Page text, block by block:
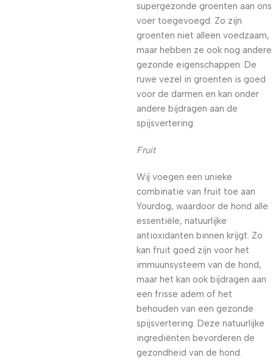
supergezonde groenten aan ons
voer toegevoegd. Zo zijn
groenten niet alleen voedzaam,
maar hebben ze ook nog andere
gezonde eigenschappen. De
ruwe vezel in groenten is goed
voor de darmen en kan onder
andere bijdragen aan de
spijsvertering.
Fruit
Wij voegen een unieke
combinatie van fruit toe aan
Yourdog, waardoor de hond alle
essentiële, natuurlijke
antioxidanten binnen krijgt. Zo
kan fruit goed zijn voor het
immuunsysteem van de hond,
maar het kan ook bijdragen aan
een frisse adem of het
behouden van een gezonde
spijsvertering. Deze natuurlijke
ingrediënten bevorderen de
gezondheid van de hond.